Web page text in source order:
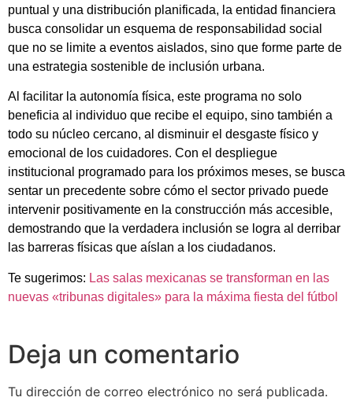
puntual y una distribución planificada, la entidad financiera
busca consolidar un esquema de responsabilidad social
que no se limite a eventos aislados, sino que forme parte de
una estrategia sostenible de inclusión urbana.
Al facilitar la autonomía física, este programa no solo
beneficia al individuo que recibe el equipo, sino también a
todo su núcleo cercano, al disminuir el desgaste físico y
emocional de los cuidadores. Con el despliegue
institucional programado para los próximos meses, se busca
sentar un precedente sobre cómo el sector privado puede
intervenir positivamente en la construcción más accesible,
demostrando que la verdadera inclusión se logra al derribar
las barreras físicas que aíslan a los ciudadanos.
Te sugerimos: Las salas mexicanas se transforman en las
nuevas «tribunas digitales» para la máxima fiesta del fútbol
Deja un comentario
Tu dirección de correo electrónico no será publicada.